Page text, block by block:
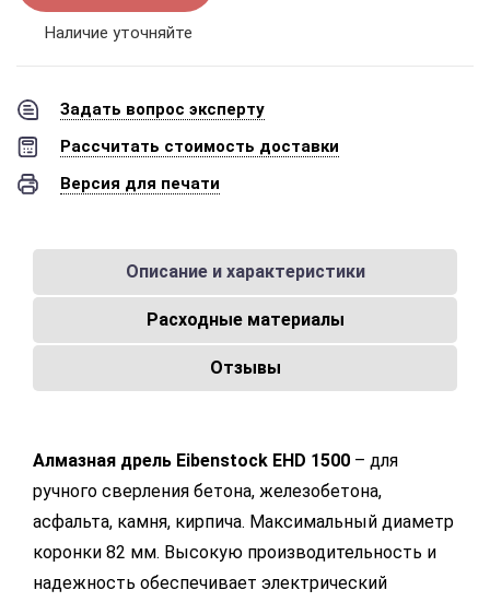
Наличие уточняйте
Задать вопрос эксперту
Рассчитать стоимость доставки
Версия для печати
Описание и характеристики
Расходные материалы
Отзывы
Алмазная дрель Eibenstock EHD 1500 – для
ручного сверления бетона, железобетона,
асфальта, камня, кирпича. Максимальный диаметр
коронки 82 мм. Высокую производительность и
надежность обеспечивает электрический